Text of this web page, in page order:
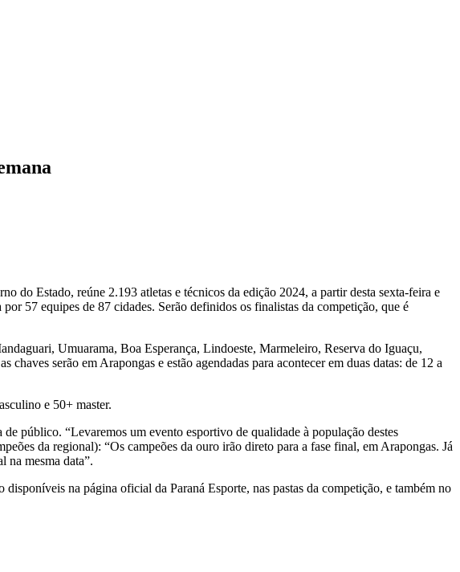
do Estado, reúne 2.193 atletas e técnicos da edição 2024, a partir desta sexta-feira e
57 equipes de 87 cidades. Serão definidos os finalistas da competição, que é
Umuarama, Boa Esperança, Lindoeste, Marmeleiro, Reserva do Iguaçu,
serão em Arapongas e estão agendadas para acontecer em duas datas: de 12 a
e 50+ master.
público. “Levaremos um evento esportivo de qualidade à população destes
da regional): “Os campeões da ouro irão direto para a fase final, em Arapongas. Já
na mesma data”.
na página oficial da Paraná Esporte, nas pastas da competição, e também no